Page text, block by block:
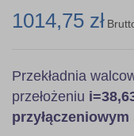
1014,75 zł
Przekładnia
przełożeniu